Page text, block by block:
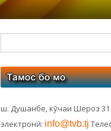
боковая
ш. Душанбе, кӯчаи Шероз
электронӣ: info@tvb.tj